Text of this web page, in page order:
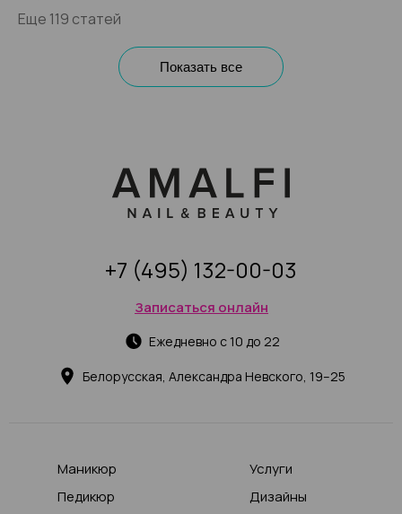
Еще 119 статей
Показать все
Белорусская, Александра Невского, 19–25
Ежедневно с 10 до 22
Записаться онлайн
+7 (495) 132-00-03
Маникюр
Педикюр
Услуги
Дизайны